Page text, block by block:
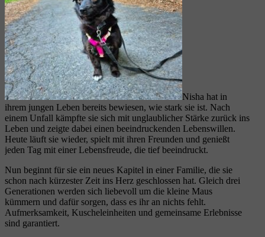
Nisha hat in
ihrem jungen Leben bereits bewiesen, wie stark sie ist. Nach
einem Unfall kämpfte sie sich mit unglaublicher Stärke zurück ins
Leben und zeigte dabei einen beeindruckenden Lebenswillen.
Heute läuft sie wieder, spielt mit ihren Freunden und genießt
jeden Tag mit einer Lebensfreude, die tief beeindruckt.
Nun beginnt für sie ein neues Kapitel in einer Familie, die sie
schon nach kürzester Zeit ins Herz geschlossen hat. Gleich drei
Generationen werden sich liebevoll um die kleine Maus
kümmern und dafür sorgen, dass es ihr an nichts fehlt.
Aufmerksamkeit, Kuscheleinheiten und gemeinsame Erlebnisse
sind garantiert.